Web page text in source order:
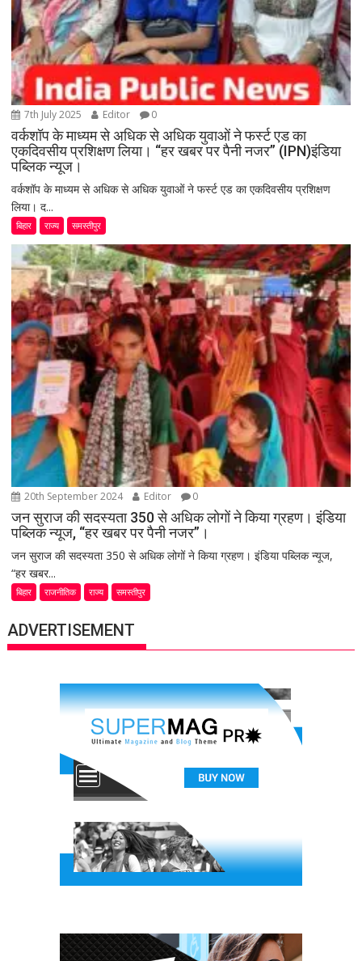
7th July 2025 Editor 0
वर्कशॉप के माध्यम से अधिक से अधिक युवाओं ने फर्स्ट एड का
एकदिवसीय प्रशिक्षण लिया। “हर खबर पर पैनी नजर” (IPN)इंडिया
पब्लिक न्यूज।
वर्कशॉप के माध्यम से अधिक से अधिक युवाओं ने फर्स्ट एड का एकदिवसीय प्रशिक्षण
लिया। द...
बिहार राज्य समस्तीपुर
20th September 2024 Editor 0
जन सुराज की सदस्यता 350 से अधिक लोगों ने किया ग्रहण। इंडिया
पब्लिक न्यूज, “हर खबर पर पैनी नजर”।
जन सुराज की सदस्यता 350 से अधिक लोगों ने किया ग्रहण। इंडिया पब्लिक न्यूज,
“हर खबर...
बिहार राजनीतिक राज्य समस्तीपुर
ADVERTISEMENT